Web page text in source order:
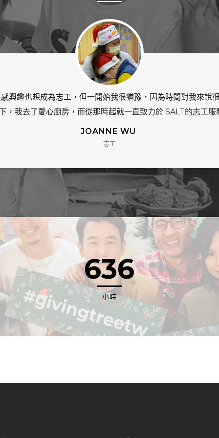
家鄉是一個很小的村莊，所以我認識村里的每個人. 來台灣
不多，也不知道該做什麼. 我只知道我想幫助社區，但不久
MARKO KOH
志工
636
小時